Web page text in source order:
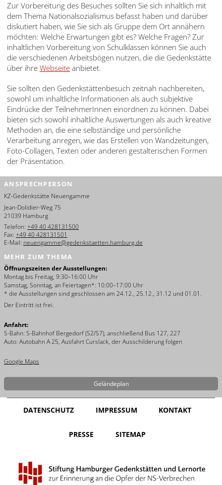
Zur Vorbereitung des Besuches sollten Sie sich inhaltlich mit
dem Thema Nationalsozialismus befasst haben und darüber
diskutiert haben, wie Sie sich als Gruppe dem Ort annähern
möchten: Welche Erwartungen gibt es? Welche Fragen? Zur
inhaltlichen Vorbereitung von Schulklassen können Sie auch
die verschiedenen Arbeitsbögen nutzen, die die Gedenkstätte
über ihre Webseite anbietet.
Sie sollten den Gedenkstättenbesuch zeitnah nachbereiten,
sowohl um inhaltliche Informationen als auch subjektive
Eindrücke der TeilnehmerInnen einordnen zu können. Dabei
bieten sich sowohl inhaltliche Auswertungen als auch kreative
Methoden an, die eine selbständige und persönliche
Verarbeitung anregen, wie das Erstellen von Wandzeitungen,
Foto-Collagen, Texten oder anderen gestalterischen Formen
der Präsentation.
ANSPRECHPERSON
KZ-Gedenkstätte Neuengamme
Jean-Dolidier-Weg 75
21039 Hamburg
Telefon: +49 40 428131500
Fax: +49 40 428131501
E-Mail: neuengamme@gedenkstaetten.hamburg.de
MEHR ZUM THEMA
Öffnungszeiten der Ausstellungen:
Montag bis Freitag, 9:30–16:00 Uhr
Samstag, Sonntag, an Feiertagen*: 10:00–17:00 Uhr
* die Ausstellungen sind geschlossen am 24.12., 25.12., 31.12 und 01.01.
Der Eintritt ist frei.
Anfahrt:
S-Bahn: S-Bahnhof Bergedorf (S2/S7), anschließend Bus 127, 227
Auto: Autobahn A 25, Ausfahrt Curslack, der Ausschilderung folgen
Google Maps
Geländeplan
DATENSCHUTZ IMPRESSUM KONTAKT
PRESSE SITEMAP